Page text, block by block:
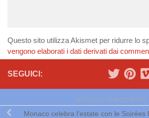
Questo sito utilizza Akismet per ridurre lo
vengono elaborati i dati derivati dai
SEGUICI:
ARTICOLO PRECEDENTE
Monaco celebra l’estate con le Soirées